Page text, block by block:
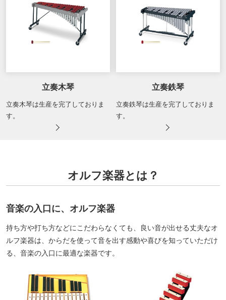
立奏木琴
立奏木琴は生産を完了しておりま
す。
立奏鉄琴
立奏鉄琴は生産を完了しておりま
す。
オルフ楽器とは？
音楽の入口に、オルフ楽器
持ち方や打ち方などにこだわらなくても、良い音が出せる丈夫なオ
ルフ楽器は、からだを使って音を出す感動や喜びを知っていただけ
る、音楽の入口に最適な楽器です。